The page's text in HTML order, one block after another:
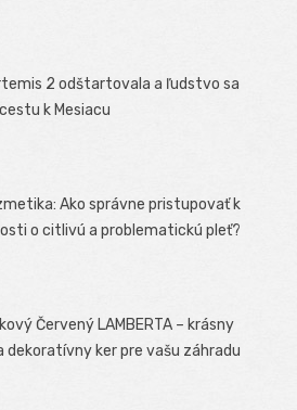
2 odštartovala a ľudstvo sa
k Mesiacu
Ako správne pristupovať k
o citlivú a problematickú pleť?
Červený LAMBERTA – krásny
dekoratívny ker pre vašu záhradu